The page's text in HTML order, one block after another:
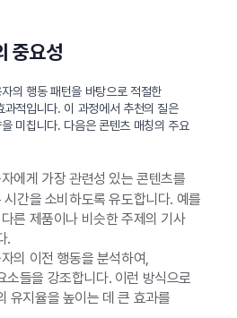
중요성
의 행동 패턴을 바탕으로 적절한
과적입니다. 이 과정에서 추천의 질은
미칩니다. 다음은 콘텐츠 매칭의 주요
에게 가장 관련성 있는 콘텐츠를
간을 소비하도록 유도합니다. 예를
른 제품이나 비슷한 주제의 기사
.
의 이전 행동을 분석하여,
소들을 강조합니다. 이런 방식으로
유지율을 높이는 데 큰 효과를